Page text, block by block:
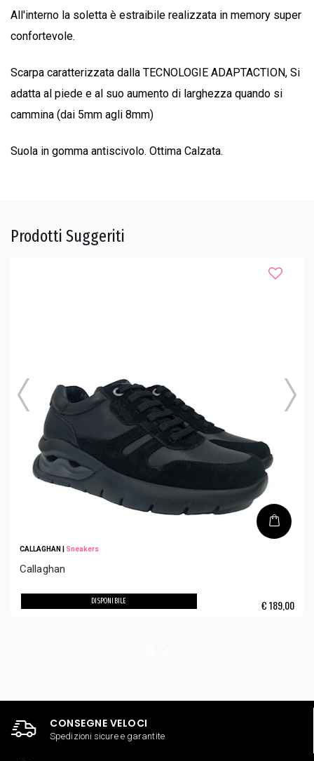
All'interno la soletta è estraibile realizzata in memory super
confortevole.
Scarpa caratterizzata dalla TECNOLOGIE ADAPTACTION, Si
adatta al piede e al suo aumento di larghezza quando si
cammina (dai 5mm agli 8mm)
Suola in gomma antiscivolo. Ottima Calzata.
Prodotti Suggeriti
CALLAGHAN Sneakers
Callaghan
€189,00
DISPONIBILE
CONSEGNE VELOCI
Spedizioni sicure e garantite